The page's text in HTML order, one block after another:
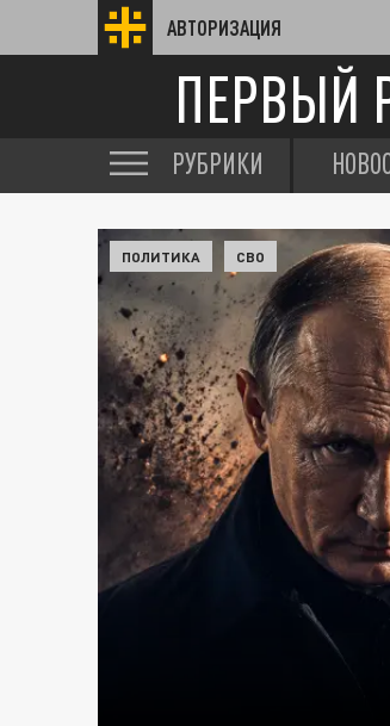
АВТОРИЗАЦИЯ
ПЕРВЫЙ
РУБРИКИ
ПОЛИТИКА СВО